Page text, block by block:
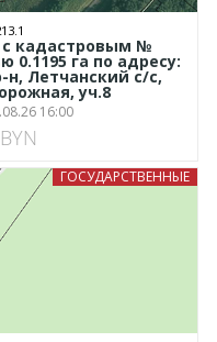
кадастровым №
0.1195 га по адресу:
н, Летчанский с/с,
уч.8
16:00
BYN
ГОСУДАРСТВЕННЫЕ